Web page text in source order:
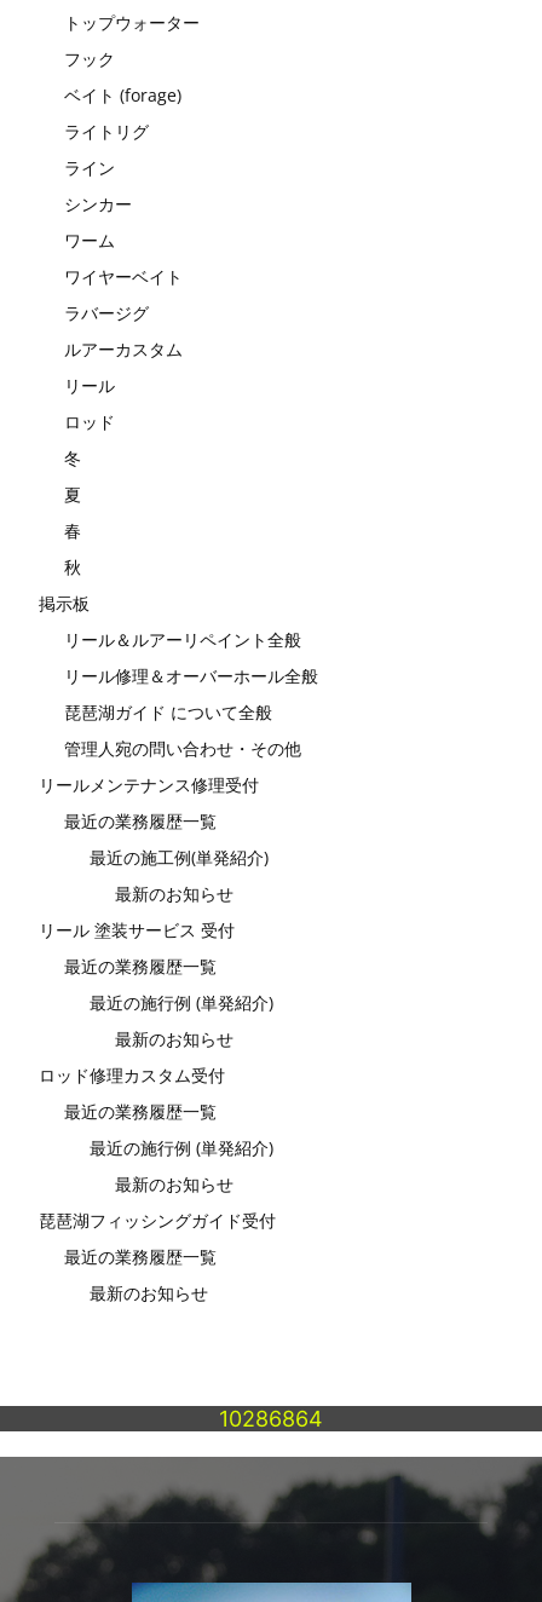
トップウォーター
フック
ベイト (forage)
ライトリグ
ライン
シンカー
ワーム
ワイヤーベイト
ラバージグ
ルアーカスタム
リール
ロッド
冬
夏
春
秋
掲示板
リール＆ルアーリペイント全般
リール修理＆オーバーホール全般
琵琶湖ガイド について全般
管理人宛の問い合わせ・その他
リールメンテナンス修理受付
最近の業務履歴一覧
最近の施工例(単発紹介)
最新のお知らせ
リール 塗装サービス 受付
最近の業務履歴一覧
最近の施行例 (単発紹介)
最新のお知らせ
ロッド修理カスタム受付
最近の業務履歴一覧
最近の施行例 (単発紹介)
最新のお知らせ
琵琶湖フィッシングガイド受付
最近の業務履歴一覧
最新のお知らせ
10286864